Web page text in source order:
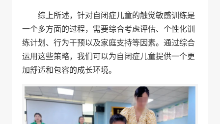
综上所述，针对自闭症儿童的触觉敏感训练是
一个多方面的过程，需要综合考虑评估、个性化训
练计划、行为干预以及家庭支持等因素。通过综合
运用这些策略，我们可以为自闭症儿童提供一个更
加舒适和包容的成长环境。